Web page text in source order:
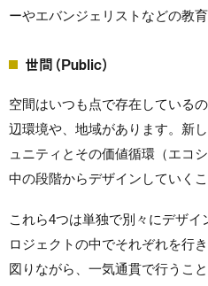
ーやエバンジェリストなどの教
世間（Public）
空間はいつも点で存在している
辺環境や、地域があります。新
ュニティとその価値循環（エコ
中の段階からデザインしていく
これら4つは単独で別々にデザ
ロジェクトの中でそれぞれを行
図りながら、一気通貫で行うこと